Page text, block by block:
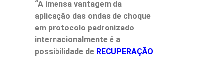
“A imensa vantagem da
aplicação das ondas de choque
em protocolo padronizado
internacionalmente é a
possibilidade de RECUPERAÇÃO